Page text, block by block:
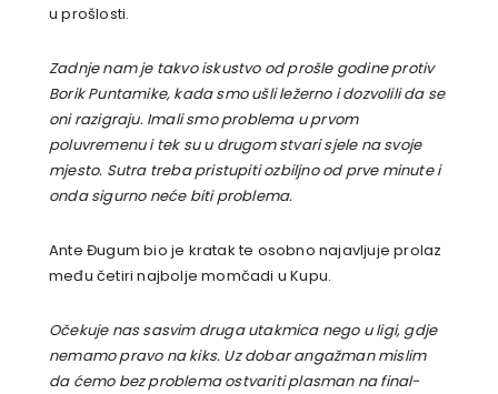
u prošlosti.
Zadnje nam je takvo iskustvo od prošle godine protiv
Borik Puntamike, kada smo ušli ležerno i dozvolili da se
oni razigraju. Imali smo problema u prvom
poluvremenu i tek su u drugom stvari sjele na svoje
mjesto. Sutra treba pristupiti ozbiljno od prve minute i
onda sigurno neće biti problema.
Ante Đugum bio je kratak te osobno najavljuje prolaz
među četiri najbolje momčadi u Kupu.
Očekuje nas sasvim druga utakmica nego u ligi, gdje
nemamo pravo na kiks. Uz dobar angažman mislim
da ćemo bez problema ostvariti plasman na final-